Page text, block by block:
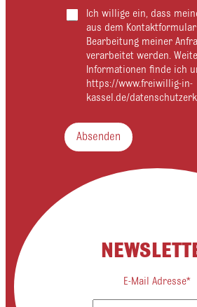
Ich willige ein, dass
aus dem
Bearbeitung meiner
verarbeitet werden.
Informationen finde ich
https://www.freiwillig-in-
kassel.de/
Absenden
E-Mail Adresse*